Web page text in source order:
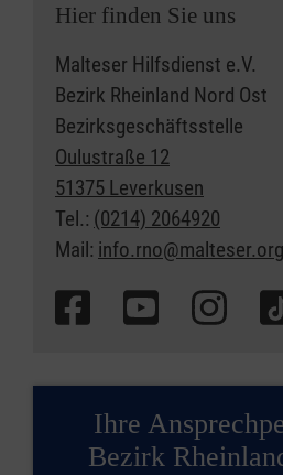
Hier finden Sie uns
Malteser Hilfsdienst e.V.
Bezirk Rheinland Nord Ost
Bezirksgeschäftsstelle
Oulustraße 12
51375 Leverkusen
Tel.: (0214) 2064920
Mail: info.rno@malteser.org
Ihre
Bezirk